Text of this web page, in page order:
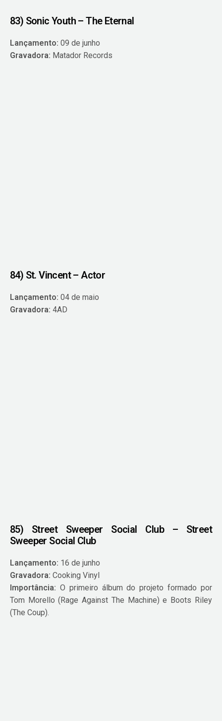
83) Sonic Youth – The Eternal
Lançamento: 09 de junho
Gravadora: Matador Records
84) St. Vincent – Actor
Lançamento: 04 de maio
Gravadora: 4AD
85) Street Sweeper Social Club – Street
Sweeper Social Club
Lançamento: 16 de junho
Gravadora: Cooking Vinyl
Importância: O primeiro álbum do projeto formado por
Tom Morello (Rage Against The Machine) e Boots Riley
(The Coup).